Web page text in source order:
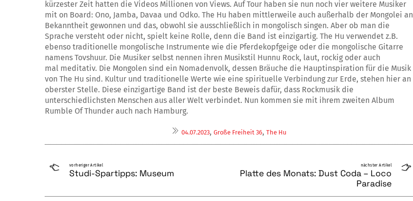
kürzester Zeit hatten die Videos Millionen von Views. Auf Tour haben sie nun noch vier weitere Musiker
mit on Board: Ono, Jamba, Davaa und Odko. The Hu haben mittlerweile auch außerhalb der Mongolei an
Bekanntheit gewonnen und das, obwohl sie ausschließlich in mongolisch singen. Aber ob man die
Sprache versteht oder nicht, spielt keine Rolle, denn die Band ist einzigartig. The Hu verwendet z.B.
ebenso traditionelle mongolische Instrumente wie die Pferdekopfgeige oder die mongolische Gitarre
namens Tovshuur. Die Musiker selbst nennen ihren Musikstil Hunnu Rock, laut, rockig oder auch
mal meditativ. Die Mongolen sind ein Nomadenvolk, dessen Bräuche die Hauptinspiration für die Musik
von The Hu sind. Kultur und traditionelle Werte wie eine spirituelle Verbindung zur Erde, stehen hier an
oberster Stelle. Diese einzigartige Band ist der beste Beweis dafür, dass Rockmusik die
unterschiedlichsten Menschen aus aller Welt verbindet. Nun kommen sie mit ihrem zweiten Album
Rumble Of Thunder auch nach Hamburg.
04.07.2023, Große Freiheit 36, The Hu
vorheriger Artikel
Studi-Spartipps: Museum
nächster Artikel
Platte des Monats: Dust Coda – Loco
Paradise